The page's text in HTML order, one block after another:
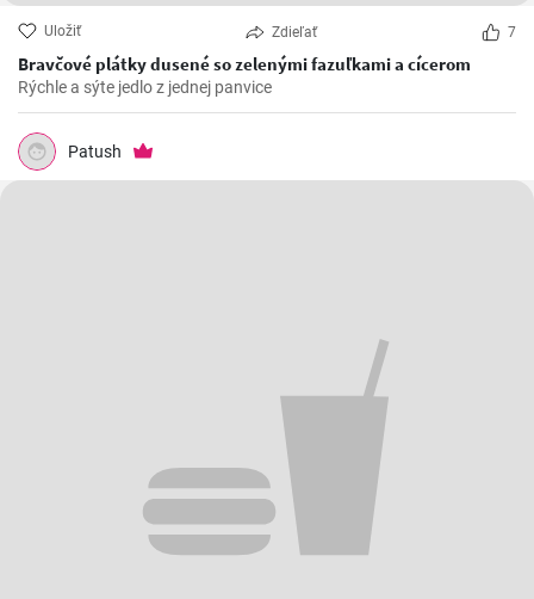
Uložiť Zdieľať 7
Bravčové plátky dusené so zelenými fazuľkami a cícerom
Rýchle a sýte jedlo z jednej panvice
Patush